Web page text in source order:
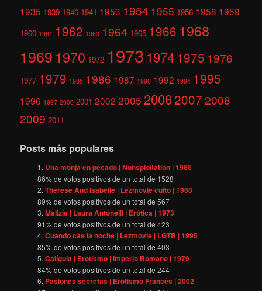
1935 1939 1940 1941 1953 1954 1955 1956 1958 1959
1960 1961 1962 1963 1964 1965 1966 1968
1969 1970 1972 1973 1974 1975 1976
1977 1979 1985 1986 1987 1990 1992 1994 1995
1996 1997 2000 2001 2002 2005 200620072008
2009 2011
Posts más populares
Una monja en pecado | Nunsploitation | 1986
86% de votos positivos de un total de 1528
Therese And Isabelle | Lezmovie culto | 1968
89% de votos positivos de un total de567
Malizia | Laura Antonelli | Erótica | 1973
91% de votos positivos de un total de423
Cuando cae la noche | Lezmovie | LGTB | 1995
85% de votos positivos de un total de403
Calígula | Erotismo | Imperio Romano | 1979
84% de votos positivos de un total de244
Pasiones secretas | Erotismo Francés | 2002